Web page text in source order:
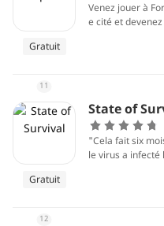
Gratuit
Venez jouer à
e cité et
11
Gratuit
State of
"Cela fait six
le virus a infecté
12